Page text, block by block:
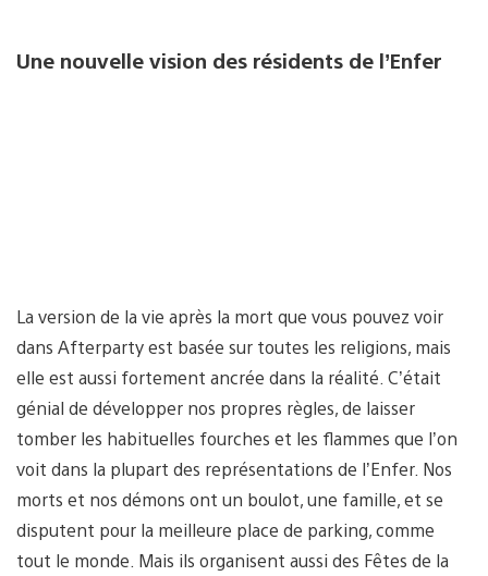
Une nouvelle vision des résidents de l’Enfer
La version de la vie après la mort que vous pouvez voir
dans Afterparty est basée sur toutes les religions, mais
elle est aussi fortement ancrée dans la réalité. C’était
génial de développer nos propres règles, de laisser
tomber les habituelles fourches et les flammes que l’on
voit dans la plupart des représentations de l’Enfer. Nos
morts et nos démons ont un boulot, une famille, et se
disputent pour la meilleure place de parking, comme
tout le monde. Mais ils organisent aussi des Fêtes de la